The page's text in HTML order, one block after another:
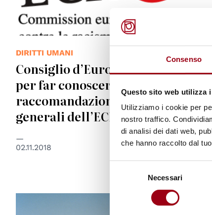
Consenso
Questo sito web utilizza
Utilizziamo i cookie per
nostro traffico.
di analisi dei dati web,
che hanno raccolto dal
Necessari
DIRITTI UMANI
Consiglio d’Europa: un’iniziativa
per far conoscere a tutti le
raccomandazioni politiche
generali dell’ECRI
02.11.2018